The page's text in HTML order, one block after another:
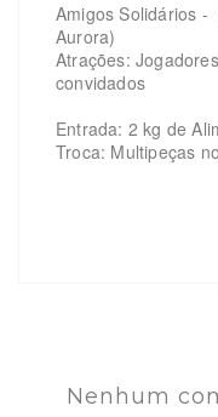
Amigos Solidários -
Aurora)
Atrações:
convidados
Entrada: 2 kg de
Troca: Multipeças
Nenhum